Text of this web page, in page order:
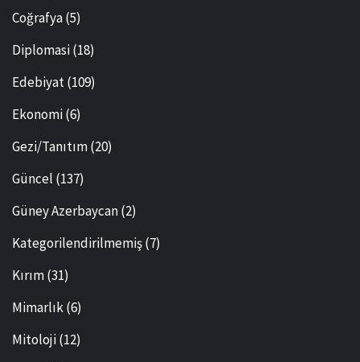
Coğrafya(5)
Diplomasi(18)
Edebiyat(109)
Ekonomi(6)
Gezi/Tanıtım(20)
Güncel (137)
Güney Azerbaycan(2)
Kategorilendirilmemiş(7)
Kırım(31)
Mimarlık(6)
Mitoloji(12)